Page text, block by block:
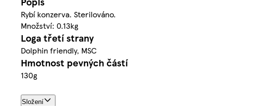
Rybí konzerva. Sterilováno.
Množství: 0.13kg
Loga třetí strany
Dolphin friendly, MSC
Hmotnost pevných částí
130g
Složení